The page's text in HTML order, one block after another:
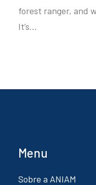
forest ranger, and
It’s…
Menu
Sobre a ANIAM